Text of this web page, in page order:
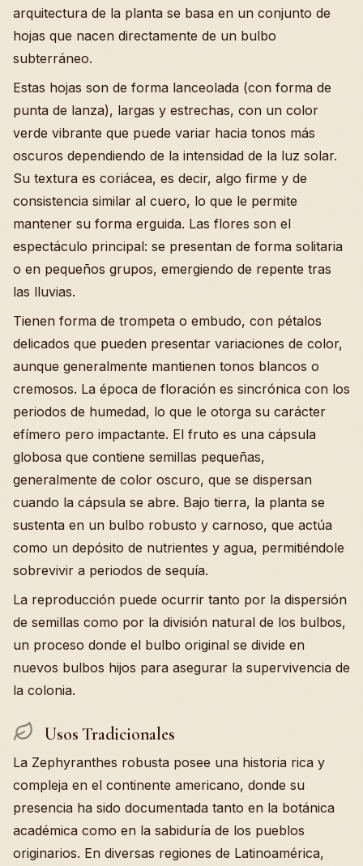
arquitectura de la planta se basa en un conjunto de
hojas que nacen directamente de un bulbo
subterráneo.
Estas hojas son de forma lanceolada (con forma de
punta de lanza), largas y estrechas, con un color
verde vibrante que puede variar hacia tonos más
oscuros dependiendo de la intensidad de la luz solar.
Su textura es coriácea, es decir, algo firme y de
consistencia similar al cuero, lo que le permite
mantener su forma erguida. Las flores son el
espectáculo principal: se presentan de forma solitaria
o en pequeños grupos, emergiendo de repente tras
las lluvias.
Tienen forma de trompeta o embudo, con pétalos
delicados que pueden presentar variaciones de color,
aunque generalmente mantienen tonos blancos o
cremosos. La época de floración es sincrónica con los
periodos de humedad, lo que le otorga su carácter
efímero pero impactante. El fruto es una cápsula
globosa que contiene semillas pequeñas,
generalmente de color oscuro, que se dispersan
cuando la cápsula se abre. Bajo tierra, la planta se
sustenta en un bulbo robusto y carnoso, que actúa
como un depósito de nutrientes y agua, permitiéndole
sobrevivir a periodos de sequía.
La reproducción puede ocurrir tanto por la dispersión
de semillas como por la división natural de los bulbos,
un proceso donde el bulbo original se divide en
nuevos bulbos hijos para asegurar la supervivencia de
la colonia.
Usos Tradicionales
La Zephyranthes robusta posee una historia rica y
compleja en el continente americano, donde su
presencia ha sido documentada tanto en la botánica
académica como en la sabiduría de los pueblos
originarios. En diversas regiones de Latinoamérica,